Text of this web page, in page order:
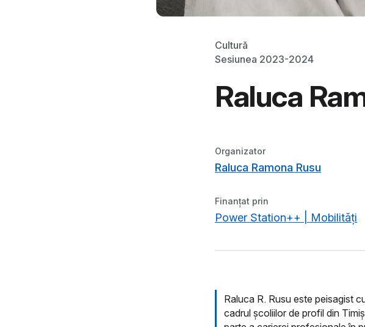
Cultură
Sesiunea 2023-2024
Raluca
Organizator
Raluca Ramona Rusu
Finanțat prin
Power Station++ | Mobilități
Raluca R. Rusu este peisagist
cadrul școliilor de profil din